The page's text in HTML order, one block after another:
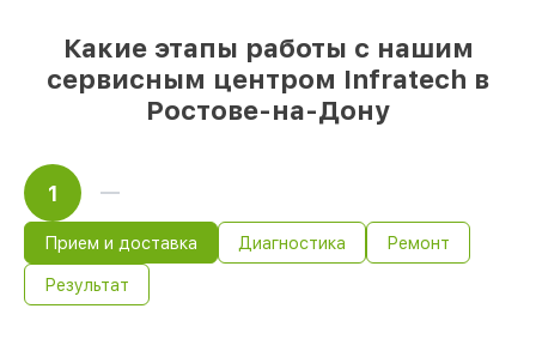
старте работ
Какие этапы работы с нашим
сервисным центром Infratech в
Ростове-на-Дону
1
Прием и доставка Диагностика Ремонт
Результат